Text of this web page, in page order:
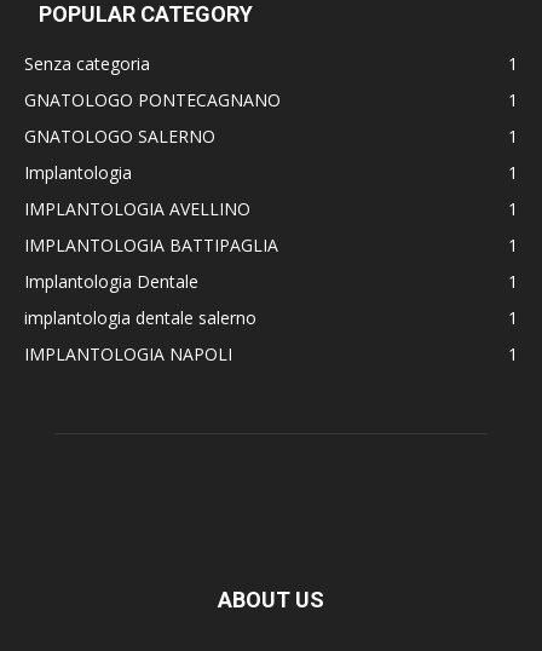
POPULAR CATEGORY
Senza categoria
1
GNATOLOGO PONTECAGNANO
1
GNATOLOGO SALERNO
1
Implantologia
1
IMPLANTOLOGIA AVELLINO
1
IMPLANTOLOGIA BATTIPAGLIA
1
Implantologia Dentale
1
implantologia dentale salerno
1
IMPLANTOLOGIA NAPOLI
1
ABOUT US